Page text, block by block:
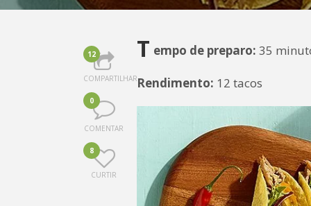
12
COMPARTILHAR
0
COMENTAR
8
CURTIR
T empo de preparo: 35
Rendimento: 12 tacos